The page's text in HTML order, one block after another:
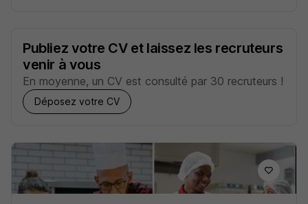
Publiez votre CV et laissez les recruteurs
venir à vous
En moyenne, un CV est consulté par 30 recruteurs !
Déposez votre CV